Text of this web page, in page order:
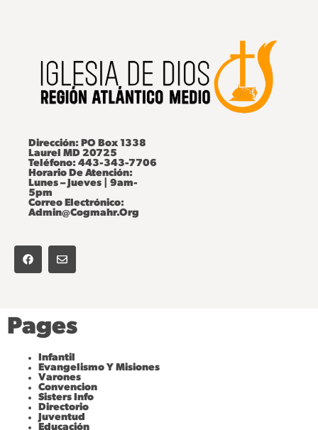
Dirección: PO Box 1338
Laurel MD 20725
Teléfono: 443-343-7706
Horario De Atención:
Lunes – Jueves | 9am-
5pm
Correo Electrónico:
Admin@cogmahr.org
A
C
E
N
V
Pages
Infantil
Evangelismo Y Misiones
Varones
Convencion
Sisters Info
Directorio
Juventud
Educación